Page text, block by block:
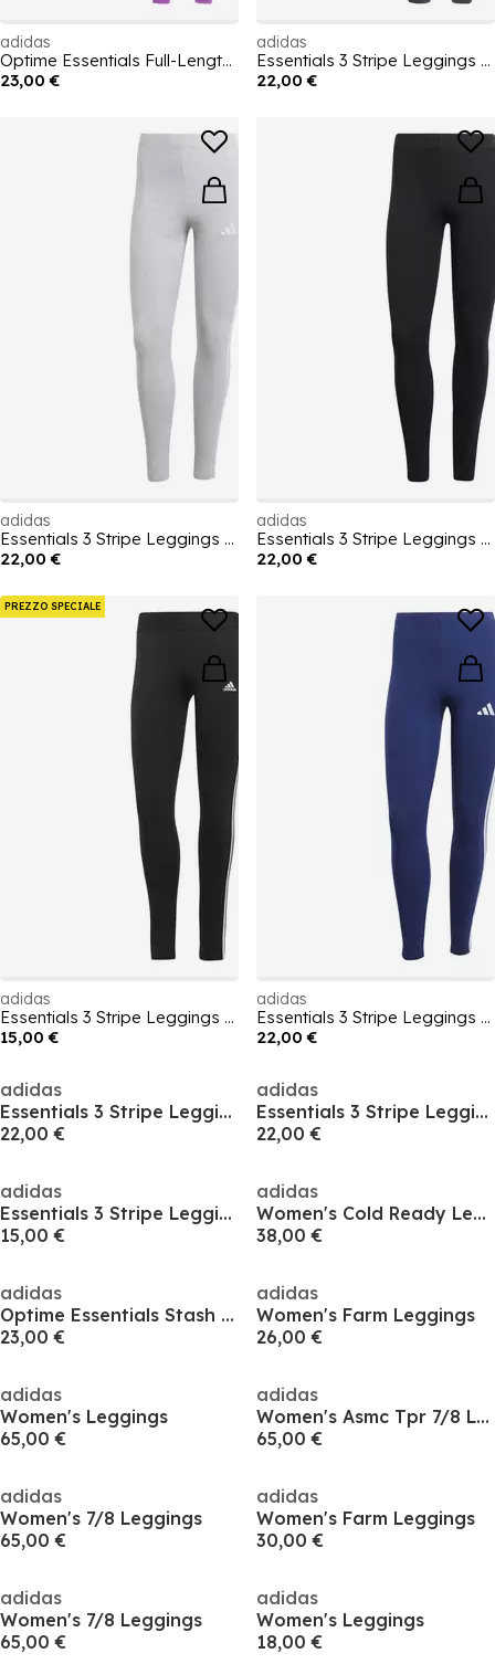
adidas
Optime Essentials Full-Length Leggings (Maternity) Womens
23,00 €
adidas
Essentials 3 Stripe Leggings Womens
22,00 €
adidas
Essentials 3 Stripe Leggings Womens
22,00 €
adidas
Essentials 3 Stripe Leggings Womens
22,00 €
PREZZO SPECIALE
adidas
Essentials 3 Stripe Leggings Womens
15,00 €
adidas
Essentials 3 Stripe Leggings Womens
22,00 €
adidas
Essentials 3 Stripe Leggings Womens
22,00 €
adidas
Essentials 3 Stripe Leggings Womens
22,00 €
adidas
Essentials 3 Stripe Leggings Womens
15,00 €
adidas
Women's Cold Ready Leggings
38,00 €
adidas
Optime Essentials Stash Pocket Full-Length Leggings Womens
23,00 €
adidas
Women's Farm Leggings
26,00 €
adidas
Women's Leggings
65,00 €
adidas
Women's Asmc Tpr 7/8 Leggings
65,00 €
adidas
Women's 7/8 Leggings
65,00 €
adidas
Women's Farm Leggings
30,00 €
adidas
Women's 7/8 Leggings
65,00 €
adidas
Women's Leggings
18,00 €